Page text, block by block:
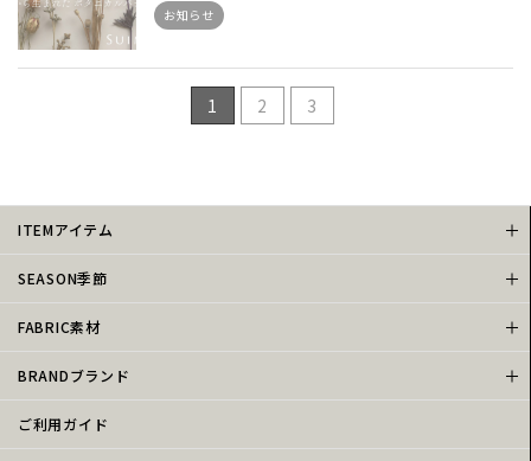
お知らせ
1 2 3
ITEMアイテム
SEASON季節
FABRIC素材
BRANDブランド
ご利用ガイド